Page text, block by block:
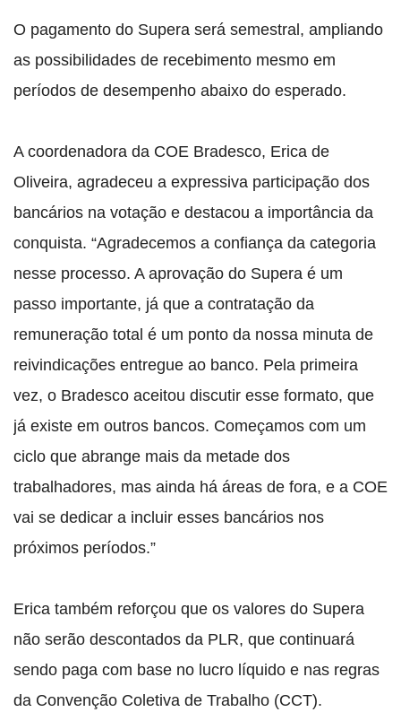
O pagamento do Supera será semestral, ampliando
as possibilidades de recebimento mesmo em
períodos de desempenho abaixo do esperado.
A coordenadora da COE Bradesco, Erica de
Oliveira, agradeceu a expressiva participação dos
bancários na votação e destacou a importância da
conquista. “Agradecemos a confiança da categoria
nesse processo. A aprovação do Supera é um
passo importante, já que a contratação da
remuneração total é um ponto da nossa minuta de
reivindicações entregue ao banco. Pela primeira
vez, o Bradesco aceitou discutir esse formato, que
já existe em outros bancos. Começamos com um
ciclo que abrange mais da metade dos
trabalhadores, mas ainda há áreas de fora, e a COE
vai se dedicar a incluir esses bancários nos
próximos períodos.”
Erica também reforçou que os valores do Supera
não serão descontados da PLR, que continuará
sendo paga com base no lucro líquido e nas regras
da Convenção Coletiva de Trabalho (CCT).